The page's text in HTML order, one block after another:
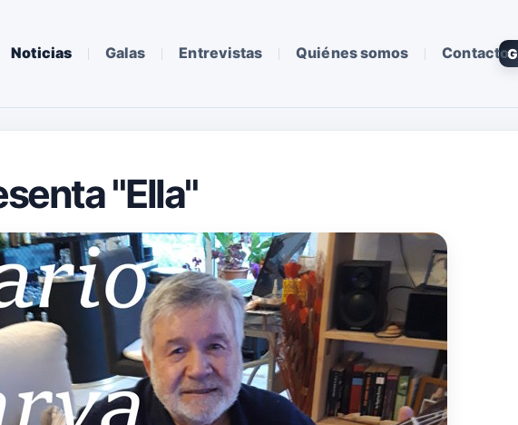
Noticias Galas Entrevistas Quiénes somos ContactoG
"Ella"